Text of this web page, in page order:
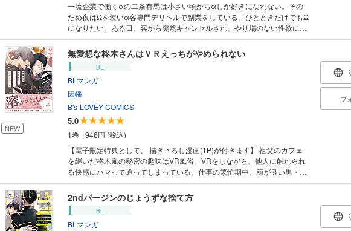
一流企業で働くαの二条有馬は小さい頃からαしか好きになれない。その
ため夜はΩを装いα客専門デリヘルで副業をしている。ひとときだけでもΩ
になりたい。ある日、客から突然キャンセルされ、やり場のない性欲にム
ラムラしていると顔も体も好みど真ん中のαの泉光希と出会う。有名学生
企業家の彼は横柄だが心に突き刺さる言葉を投げかけエッチの巧い青年だ
った。一夜限りのセックスだったけど、ずっと探し求めていた理想のαそ
のもので。３年後、２人の間に生まれた子供・歩を連れて泉に会いにいく
ことに！？特異体質を持つ有馬は泉に責任を取ってもらうぞと詰め寄るが
一筋縄ではいかず。子持ち＆オメガバースラブ！大幅加筆描き下ろし２０
Ｐ。
NEW
無愛想な柊木さんはＶＲえっちがやめられない
BL
BLマンガ
因幡
B's-LOVEY COMICS
5.0
1巻
946円 (税込)
【電子限定特典として、 描き下ろし漫画(1P)が付きます】 祖父のカフェ
を継いだ柊木嵐の秘密の趣味はVR風俗。VRをしながら、他人に触れられ
る快感にハマって通ってしまっている。仕事の繁忙期中、顔が良い男・七
瀬 翠にVR風俗店にいきなり連れ出されてしまい…?!
フ
2ndバージンのじょうずな捨て方
BL
BLマンガ